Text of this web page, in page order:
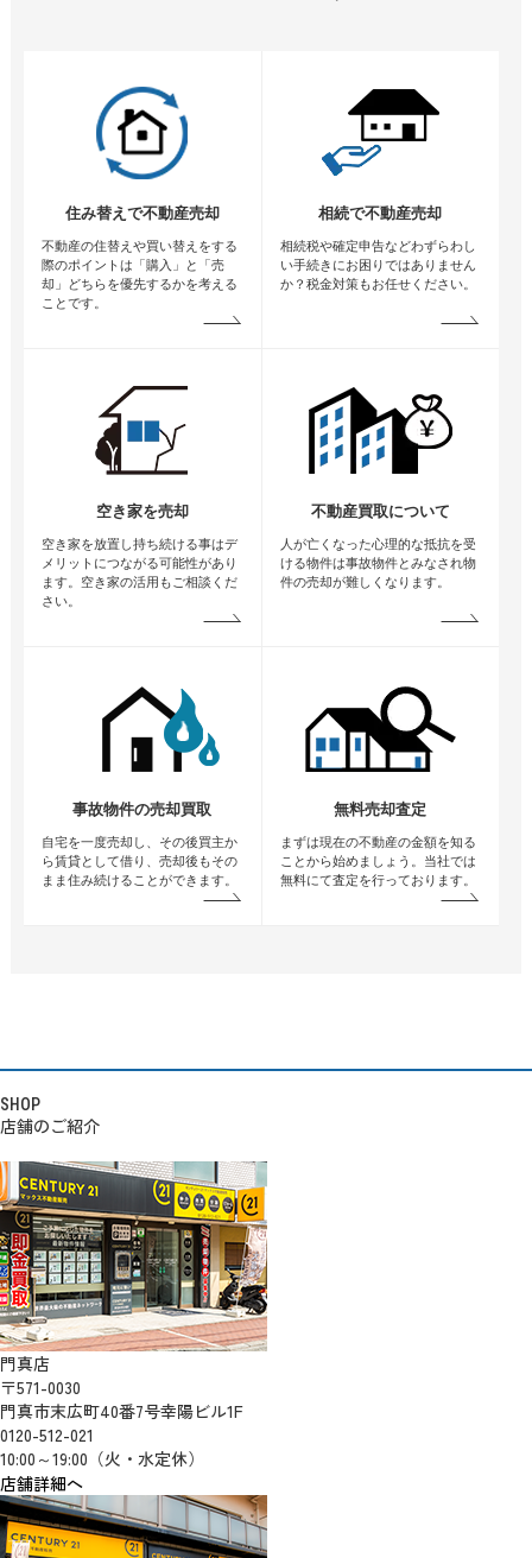
住み替えで不動産売却
不動産の住替えや買い替えをする
際のポイントは「購入」と「売
却」どちらを優先するかを考える
ことです。
相続で不動産売却
相続税や確定申告などわずらわし
い手続きにお困りではありません
か？税金対策もお任せください。
空き家を売却
空き家を放置し持ち続ける事はデ
メリットにつながる可能性があり
ます。空き家の活用もご相談くだ
さい。
不動産買取について
人が亡くなった心理的な抵抗を受
ける物件は事故物件とみなされ物
件の売却が難しくなります。
事故物件の売却買取
自宅を一度売却し、その後買主か
ら賃貸として借り、売却後もその
まま住み続けることができます。
無料売却査定
まずは現在の不動産の金額を知る
ことから始めましょう。当社では
無料にて査定を行っております。
SHOP
店舗のご紹介
門真店
〒571-0030
門真市末広町40番7号幸陽ビル1F
0120-512-021
10:00～19:00（火・水定休）
店舗詳細へ